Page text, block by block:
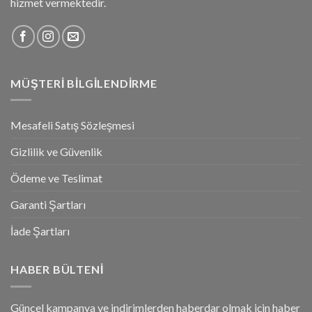
MÜŞTERI BILGILENDIRME
Mesafeli Satış Sözleşmesi
Gizlilik ve Güvenlik
Ödeme ve Teslimat
Garanti Şartları
İade Şartları
HABER BÜLTENI
Güncel kampanya ve indirimlerden haberdar olmak için haber